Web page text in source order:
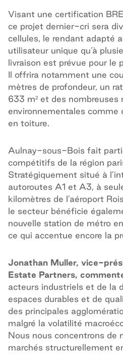
Visant une certification
ce projet dernier-cri sera
cellules, le rendant adapté
utilisateur unique qu’à
livraison est prévue pour le
Il offrira notamment une
mètres de profondeur, un
633 m² et des nombreuses
environnementales comme
en toiture.
Aulnay-sous-Bois fait
compétitifs de la région
Stratégiquement situé à
autoroutes A1 et A3, à
kilomètres de l’aéroport
le secteur bénéficie
nouvelle station de métro
ce qui accentue encore la
Jonathan Muller, vice-
Estate Partners,
acteurs industriels et de la
espaces durables et de
des principales
malgré la volatilité
Nous nous concentrons de
marchés structurellement